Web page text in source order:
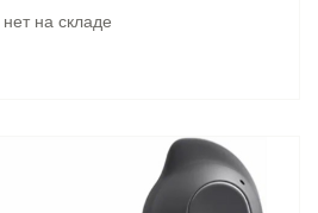
нет на складе